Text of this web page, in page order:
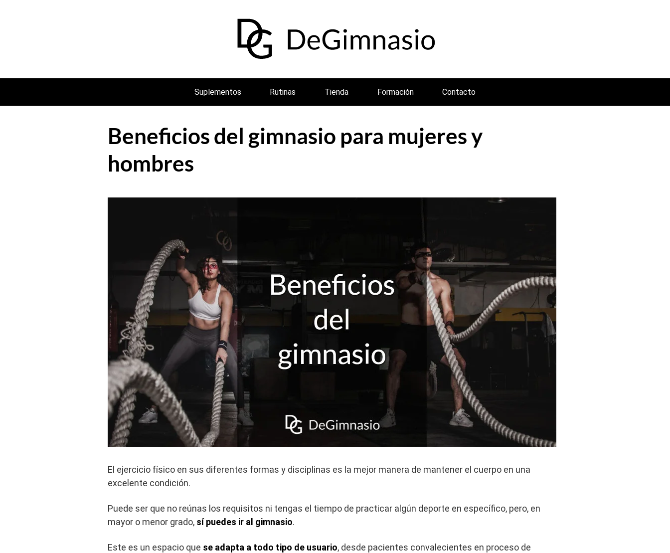
Suplementos Rutinas Tienda Formación Contacto
Beneficios del gimnasio para mujeres y
hombres
El ejercicio físico en sus diferentes formas y disciplinas es la mejor manera de mantener el cuerpo en una
excelente condición.
Puede ser que no reúnas los requisitos ni tengas el tiempo de practicar algún deporte en específico, pero, en
mayor o menor grado, sí puedes ir al gimnasio.
Este es un espacio que se adapta a todo tipo de usuario, desde pacientes convalecientes en proceso de